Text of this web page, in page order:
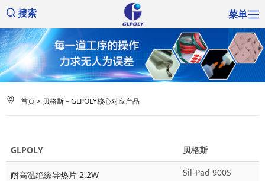
搜索 菜单
首页> 贝格斯－GLPOLY核心对应产品
GLPOLY 贝格斯
耐高温绝缘导热片 2.2W Sil-Pad 900S